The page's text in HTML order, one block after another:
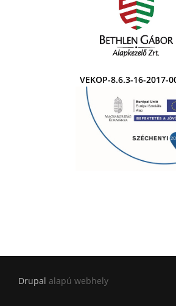
VEKOP-8.6.3-16-2017-
Drupal alapú webhely